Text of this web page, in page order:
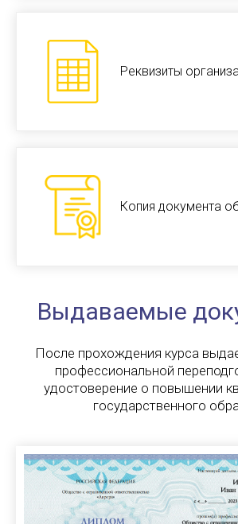
Реквизиты
Копия документа
Выдаваемые
После прохождения курса
профессиональной
удостоверение о повышении
государственного